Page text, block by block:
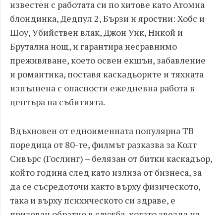
известен с работата си по хитове като Атомна
блондинка, Дедпул 2, Бързи и яростни: Хобс и
Шоу, Убийствен влак, Джон Уик, Никой и
Брутална нощ, и гарантира несравнимо
преживяване, което освен екшън, забавление
и романтика, поставя каскадьорите и тяхната
изпълнена с опасности ежедневна работа в
центъра на събитията.
Вдъхновен от едноименната популярна ТВ
поредица от 80-те, филмът разказва за Колт
Сивърс (Гослинг) – белязан от битки каскадьор,
който година след като излиза от бизнеса, за
да се съсредоточи както върху физическото,
така и върху психическото си здраве, е